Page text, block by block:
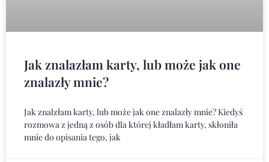
Jak znalazłam karty, lub może jak one
znalazły mnie?
Jak znalzłam karty, lub może jak one znalazły mnie? Kiedyś
rozmowa z jedną z osób dla której kładłam karty, skłoniła
mnie do opisania tego, jak